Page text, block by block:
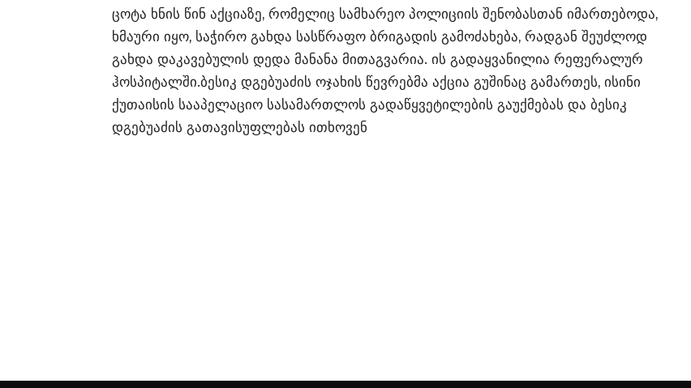
ცოტა ხნის წინ აქციაზე, რომელიც სამხარეო პოლიციის შენობასთან იმართებოდა,
ხმაური იყო, საჭირო გახდა სასწრაფო ბრიგადის გამოძახება, რადგან შეუძლოდ
გახდა დაკავებულის დედა მანანა მითაგვარია. ის გადაყვანილია რეფერალურ
ჰოსპიტალში.ბესიკ დგებუაძის ოჯახის წევრებმა აქცია გუშინაც გამართეს, ისინი
ქუთაისის სააპელაციო სასამართლოს გადაწყვეტილების გაუქმებას და ბესიკ
დგებუაძის გათავისუფლებას ითხოვენ